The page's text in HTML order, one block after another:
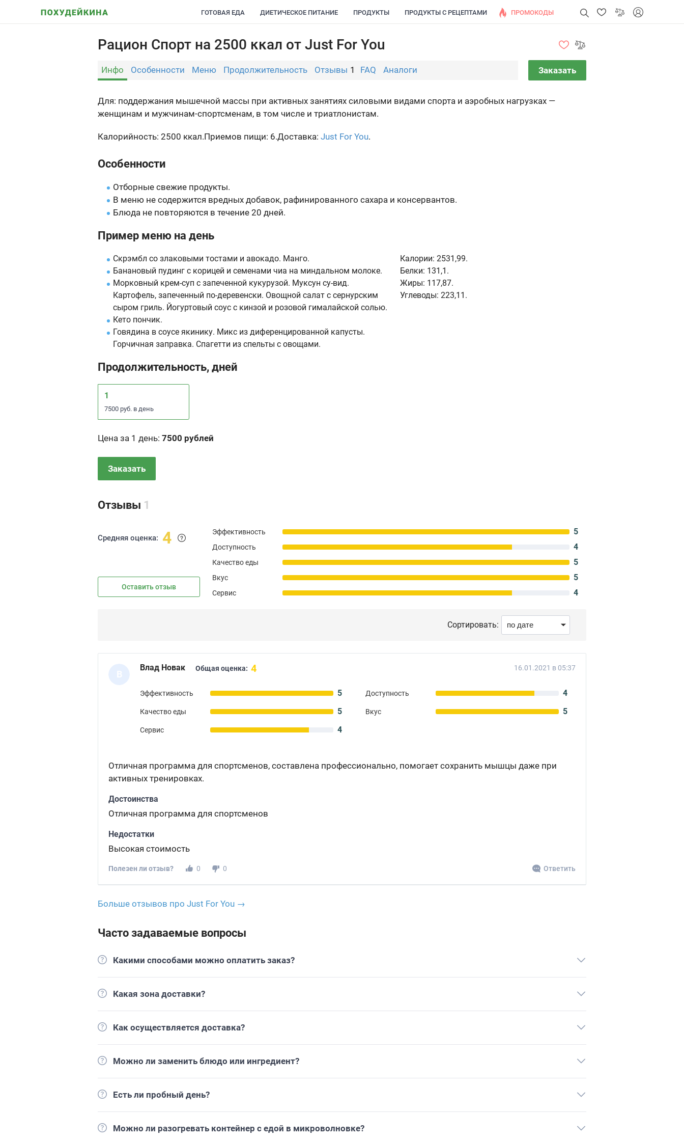
ГОТОВАЯ ЕДА ДИЕТИЧЕСКОЕ ПИТАНИЕ ПРОДУКТЫ ПРОДУКТЫ С РЕЦЕПТАМИ ПРОМОКОДЫ
Рацион Спорт на 2500 ккал от Just For You
Инфо Особенности Меню Продолжительность Отзывы 1 FAQ Аналоги Заказать
Для: поддержания мышечной массы при активных занятиях силовыми видами спорта и аэробных нагрузках —
женщинам и мужчинам-спортсменам, в том числе и триатлонистам.
Калорийность: 2500 ккал.Приемов пищи: 6.Доставка: Just For You.
Особенности
Отборные свежие продукты.
В меню не содержится вредных добавок, рафинированного сахара и консервантов.
Блюда не повторяются в течение 20 дней.
Пример меню на день
Скрэмбл со злаковыми тостами и авокадо. Манго.
Банановый пудинг с корицей и семенами чиа на миндальном молоке.
Морковный крем-суп с запеченной кукурузой. Муксун су-вид.
Картофель, запеченный по-деревенски. Овощной салат с сернурским
сыром гриль. Йогуртовый соус с кинзой и розовой гималайской солью.
Кето пончик.
Говядина в соусе якинику. Микс из диференцированной капусты.
Горчичная заправка. Спагетти из спельты с овощами.
Калории: 2531,99.
Белки: 131,1.
Жиры: 117,87.
Углеводы: 223,11.
Продолжительность, дней
1
7500 руб. в день
Цена за 1 день: 7500 рублей
Заказать
Отзывы 1
Средняя оценка: 4
Оставить отзыв
Эффективность 5
Доступность 4
Качество еды 5
Вкус 5
Сервис 4
Сортировать:
В
Влад Новак Общая оценка: 4 16.01.2021 в 05:37
Эффективность 5 Доступность 4
Качество еды 5 Вкус 5
Сервис 4
Отличная программа для спортсменов, составлена профессионально, помогает сохранить мышцы даже при
активных тренировках.
Достоинства
Отличная программа для спортсменов
Недостатки
Высокая стоимость
Полезен ли отзыв? 0 0 Ответить
Больше отзывов про Just For You →
Часто задаваемые вопросы
Какими способами можно оплатить заказ?
Какая зона доставки?
Как осуществляется доставка?
Можно ли заменить блюдо или ингредиент?
Есть ли пробный день?
Можно ли разогревать контейнер с едой в микроволновке?